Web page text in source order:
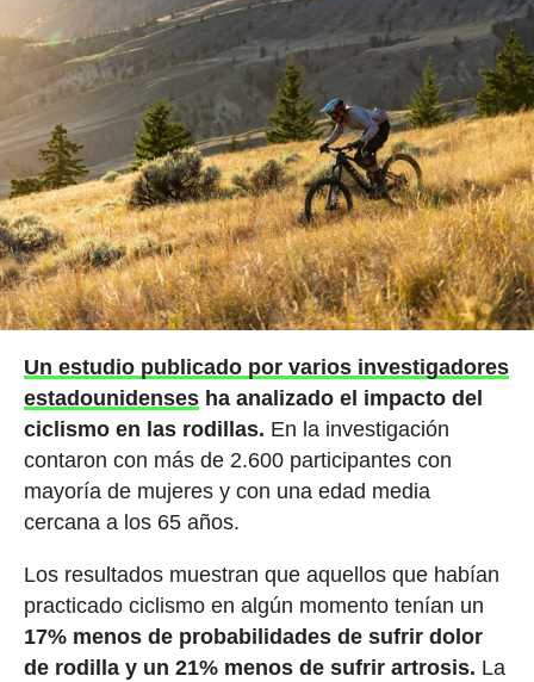
Un estudio publicado por varios investigadores
estadounidensesha analizado el impacto del
ciclismo en las rodillas. En la investigación
contaron con más de 2.600 participantes con
mayoría de mujeres y con una edad media
cercana a los 65 años.
Los resultados muestran que aquellos que habían
practicado ciclismo en algún momento tenían un
17% menos de probabilidades de sufrir dolor
de rodilla y un 21% menos de sufrir artrosis. La